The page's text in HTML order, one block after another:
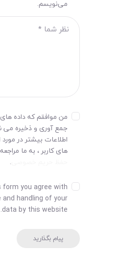
می‌نویسم.
من موافقم که داده
جمع آوری و ذخیره می
اطلاعات بیشتر در مورد
های کاربر ، به ما
.
form you agree with
handling of your
data by this website.